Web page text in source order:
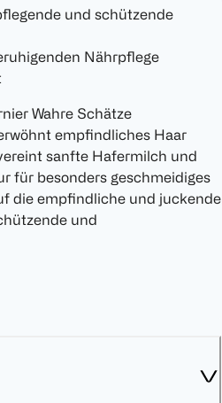
und schützende
Nährpflege
Wahre Schätze
empfindliches Haar
sanfte Hafermilch und
für besonders geschmeidiges
die empfindliche und juckende
und